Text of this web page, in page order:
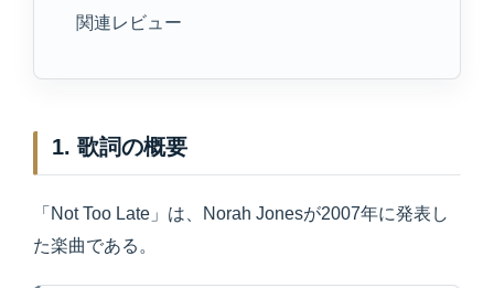
関連レビュー
1. 歌詞の概要
「Not Too Late」は、Norah Jonesが2007年に発表し
た楽曲である。